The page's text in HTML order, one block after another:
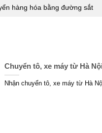
hàng hóa bằng đường sắt
Chuyển tô, xe máy từ Hà
Nhận chuyển tô, xe máy từ Hà